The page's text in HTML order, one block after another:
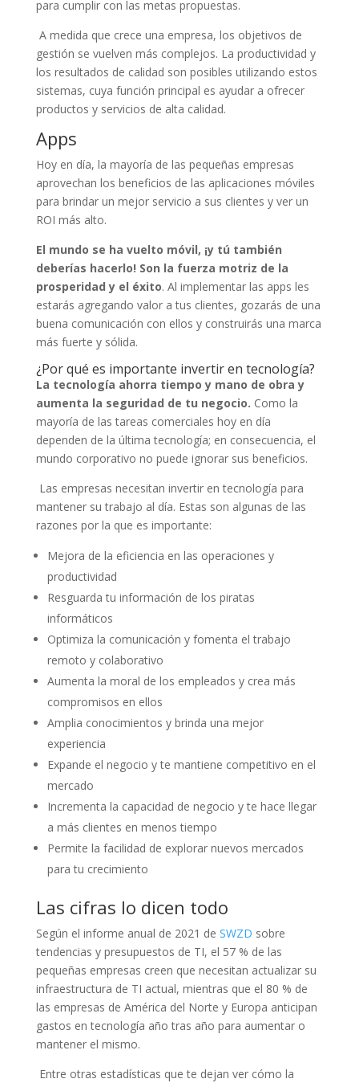
para cumplir con las metas propuestas.
A medida que crece una empresa, los objetivos de
gestión se vuelven más complejos. La productividad y
los resultados de calidad son posibles utilizando estos
sistemas, cuya función principal es ayudar a ofrecer
productos y servicios de alta calidad.
Apps
Hoy en día, la mayoría de las pequeñas empresas
aprovechan los beneficios de las aplicaciones móviles
para brindar un mejor servicio a sus clientes y ver un
ROI más alto.
El mundo se ha vuelto móvil, ¡y tú también
deberías hacerlo! Son la fuerza motriz de la
prosperidad y el éxito. Al implementar las apps les
estarás agregando valor a tus clientes, gozarás de una
buena comunicación con ellos y construirás una marca
más fuerte y sólida.
¿Por qué es importante invertir en tecnología?
La tecnología ahorra tiempo y mano de obra y
aumenta la seguridad de tu negocio. Como la
mayoría de las tareas comerciales hoy en día
dependen de la última tecnología; en consecuencia, el
mundo corporativo no puede ignorar sus beneficios.
Las empresas necesitan invertir en tecnología para
mantener su trabajo al día. Estas son algunas de las
razones por la que es importante:
Mejora de la eficiencia en las operaciones y
productividad
Resguarda tu información de los piratas
informáticos
Optimiza la comunicación y fomenta el trabajo
remoto y colaborativo
Aumenta la moral de los empleados y crea más
compromisos en ellos
Amplia conocimientos y brinda una mejor
experiencia
Expande el negocio y te mantiene competitivo en el
mercado
Incrementa la capacidad de negocio y te hace llegar
a más clientes en menos tiempo
Permite la facilidad de explorar nuevos mercados
para tu crecimiento
Las cifras lo dicen todo
Según el informe anual de 2021 de SWZD sobre
tendencias y presupuestos de TI, el 57 % de las
pequeñas empresas creen que necesitan actualizar su
infraestructura de TI actual, mientras que el 80 % de
las empresas de América del Norte y Europa anticipan
gastos en tecnología año tras año para aumentar o
mantener el mismo.
Entre otras estadísticas que te dejan ver cómo la